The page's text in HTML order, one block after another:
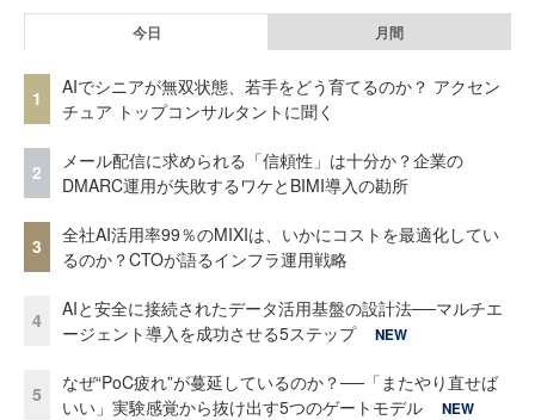
今日 月間
1
AIでシニアが無双状態、若手をどう育てるのか？ アクセン
チュア トップコンサルタントに聞く
2
メール配信に求められる「信頼性」は十分か？企業の
DMARC運用が失敗するワケとBIMI導入の勘所
3
全社AI活用率99％のMIXIは、いかにコストを最適化してい
るのか？CTOが語るインフラ運用戦略
4
AIと安全に接続されたデータ活用基盤の設計法──マルチエ
ージェント導入を成功させる5ステップ
NEW
5
なぜ“PoC疲れ”が蔓延しているのか？──「またやり直せば
いい」実験感覚から抜け出す5つのゲートモデル
NEW